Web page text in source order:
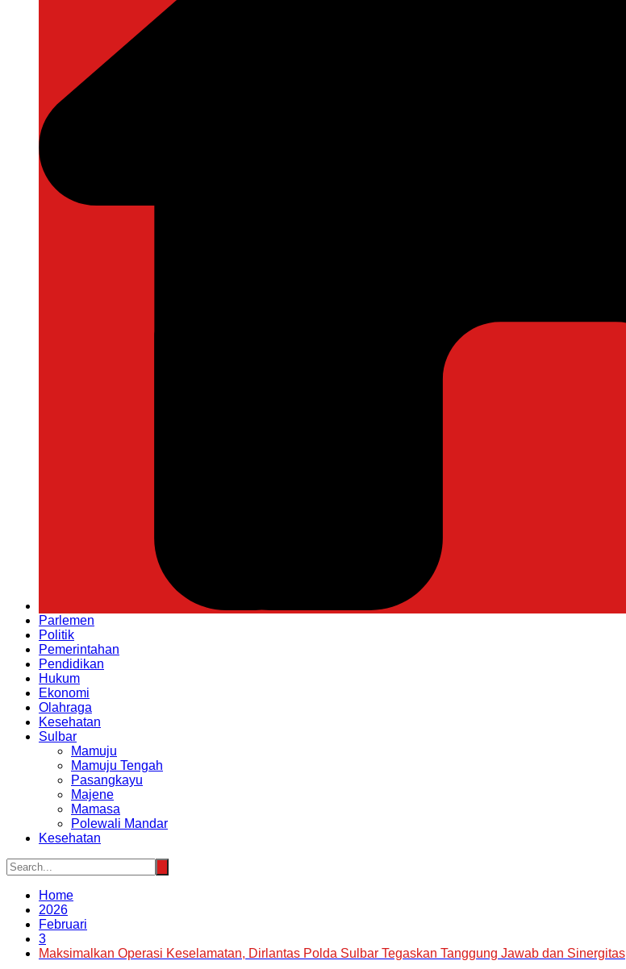
Parlemen
Politik
Pemerintahan
Pendidikan
Hukum
Ekonomi
Olahraga
Kesehatan
Sulbar
Mamuju
Mamuju Tengah
Pasangkayu
Majene
Mamasa
Polewali Mandar
Kesehatan
Home
2026
Februari
3
Maksimalkan Operasi Keselamatan, Dirlantas Polda Sulbar Tegaskan Tanggung Jawab dan Sinergitas